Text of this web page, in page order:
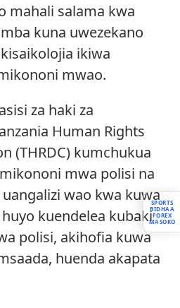
mahali salama kwa
kuna uwezekano
ikiwa
mwao.
za haki za
Human Rights
(THRDC) kumchukua
mwa polisi na
wao kwa kuwa
kuendelea kubaki
polisi, akihofia kuwa
huenda akapata
SPORTS
BIDHAA
FOREX
MASOKO